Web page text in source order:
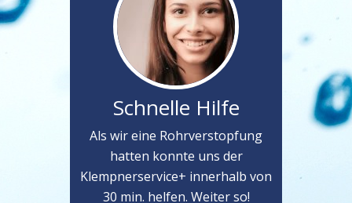
Schnelle Hilfe
Als wir eine Rohrverstopfung
hatten konnte uns der
Klempnerservice+ innerhalb von
30 min. helfen. Weiter so!